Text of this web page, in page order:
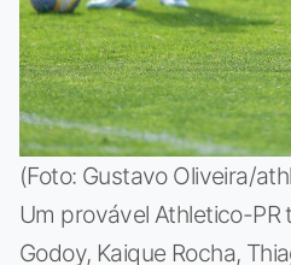
(Foto: Gustavo Oliveira/
Um provável Athletico-PR
Godoy, Kaique Rocha,